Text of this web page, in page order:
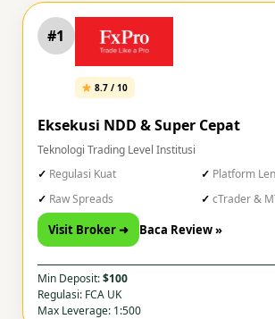
#1
8.7 / 10
Eksekusi NDD & Super Cepat
Teknologi Trading Level Institusi
Regulasi Kuat
Platform
Raw Spreads
cTrader &
Visit Broker ➜ Baca Review »
Min Deposit:$100
Regulasi: FCA UK
Max Leverage: 1:500